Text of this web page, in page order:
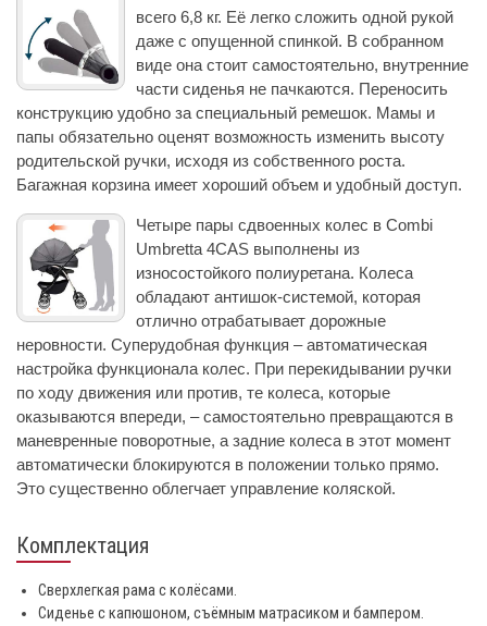
всего 6,8 кг. Её легко сложить одной рукой
даже с опущенной спинкой. В собранном
виде она стоит самостоятельно, внутренние
части сиденья не пачкаются. Переносить
конструкцию удобно за специальный ремешок. Мамы и
папы обязательно оценят возможность изменить высоту
родительской ручки, исходя из собственного роста.
Багажная корзина имеет хороший объем и удобный доступ.
Четыре пары сдвоенных колес в Combi
Umbretta 4CAS выполнены из
износостойкого полиуретана. Колеса
обладают антишок-системой, которая
отлично отрабатывает дорожные
неровности. Суперудобная функция – автоматическая
настройка функционала колес. При перекидывании ручки
по ходу движения или против, те колеса, которые
оказываются впереди, – самостоятельно превращаются в
маневренные поворотные, а задние колеса в этот момент
автоматически блокируются в положении только прямо.
Это существенно облегчает управление коляской.
Комплектация
Сверхлегкая рама с колёсами.
Сиденье с капюшоном, съёмным матрасиком и бампером.